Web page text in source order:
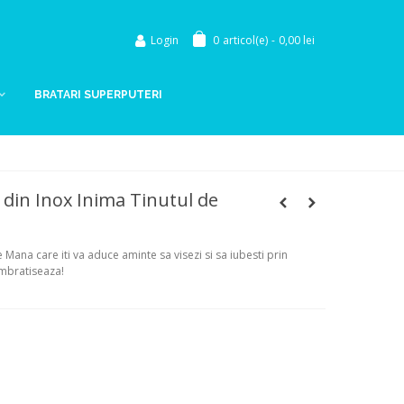
Login 0 articol(e) - 0,00 lei
BRATARI SUPERPUTERI
Inox Inima Tinutul de
care iti va aduce aminte sa visezi si sa iubesti prin